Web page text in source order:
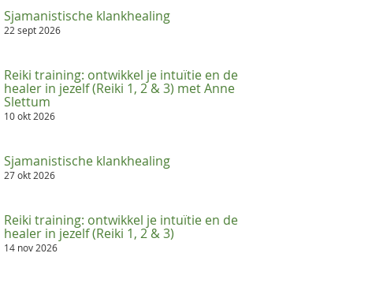
Sjamanistische klankhealing
22 sept 2026
Reiki training: ontwikkel je intuïtie en de
healer in jezelf (Reiki 1, 2 & 3) met Anne
Slettum
10 okt 2026
Sjamanistische klankhealing
27 okt 2026
Reiki training: ontwikkel je intuïtie en de
healer in jezelf (Reiki 1, 2 & 3)
14 nov 2026